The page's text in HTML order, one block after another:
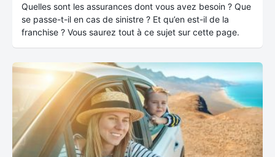
Quelles sont les assurances dont vous avez besoin ? Que
se passe-t-il en cas de sinistre ? Et qu’en est-il de la
franchise ? Vous saurez tout à ce sujet sur cette page.